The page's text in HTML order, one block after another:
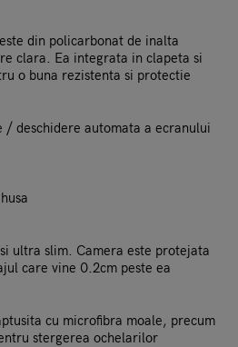
din policarbonat de inalta
clara. Ea integrata in clapeta si
o buna rezistenta si protectie
deschidere automata a ecranului
ultra slim. Camera este protejata
care vine 0.2cm peste ea
cu microfibra moale, precum
stergerea ochelarilor